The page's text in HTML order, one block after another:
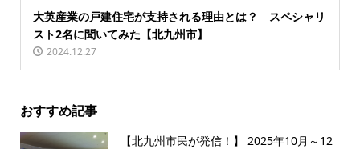
大英産業の戸建住宅が支持される理由とは？ スペシャリ
スト2名に聞いてみた【北九州市】
2024.12.27
おすすめ記事
【北九州市民が発信！】 2025年10月～12